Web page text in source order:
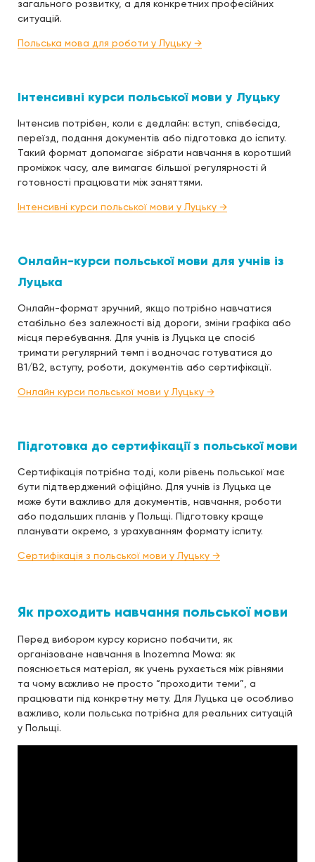
загального розвитку, а для конкретних професійних
ситуацій.
Польська мова для роботи у Луцьку →
Інтенсивні курси польської мови у Луцьку
Інтенсив потрібен, коли є дедлайн: вступ, співбесіда,
переїзд, подання документів або підготовка до іспиту.
Такий формат допомагає зібрати навчання в коротший
проміжок часу, але вимагає більшої регулярності й
готовності працювати між заняттями.
Інтенсивні курси польської мови у Луцьку →
Онлайн-курси польської мови для учнів із
Луцька
Онлайн-формат зручний, якщо потрібно навчатися
стабільно без залежності від дороги, зміни графіка або
місця перебування. Для учнів із Луцька це спосіб
тримати регулярний темп і водночас готуватися до
B1/B2, вступу, роботи, документів або сертифікації.
Онлайн курси польської мови у Луцьку →
Підготовка до сертифікації з польської мови
Сертифікація потрібна тоді, коли рівень польської має
бути підтверджений офіційно. Для учнів із Луцька це
може бути важливо для документів, навчання, роботи
або подальших планів у Польщі. Підготовку краще
планувати окремо, з урахуванням формату іспиту.
Сертифікація з польської мови у Луцьку →
Як проходить навчання польської мови
Перед вибором курсу корисно побачити, як
організоване навчання в Inozemna Mowa: як
пояснюється матеріал, як учень рухається між рівнями
та чому важливо не просто “проходити теми”, а
працювати під конкретну мету. Для Луцька це особливо
важливо, коли польська потрібна для реальних ситуацій
у Польщі.